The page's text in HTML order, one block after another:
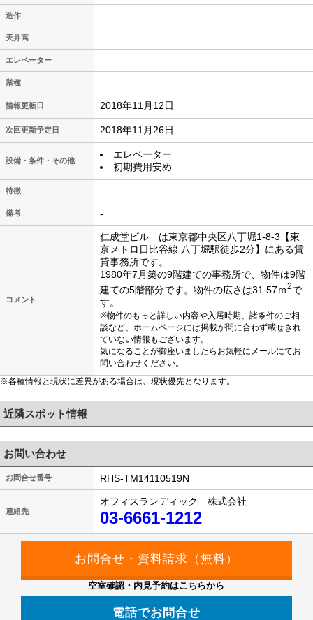
造作
天井高
エレベーター
業種
情報更新日 2018年11月12日
次回更新予定日 2018年11月26日
設備・条件・その他
エレベーター
初期費用安め
特徴
備考 -
コメント
仁成堂ビル は東京都中央区八丁堀1-8-3【東
京メトロ日比谷線 八丁堀駅徒歩2分】にある賃
貸事務所です。
1980年7月築の9階建ての事務所で、物件は9階
建ての5階部分です。物件の広さは31.57ｍ2で
す。
※物件のもっと詳しい内容や入居時期、諸条件のご相
談など、ホームページには掲載が間に合わず載せきれ
ていない情報もございます。
気になることが御座いましたらお気軽にメールにてお
問い合わせください。
※各種情報と現状に差異がある場合は、現状優先となります。
近隣スポット情報
お問い合わせ
お問合せ番号 RHS-TM14110519N
連絡先
オフィスランディック 株式会社
03-6661-1212
空室確認・内見予約はこちらから
電話でお問合せ